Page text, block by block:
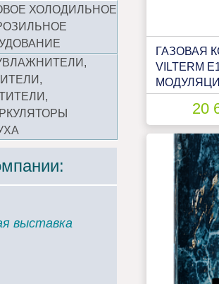
ХОЛОДИЛЬНОЕ
выставка
ГАЗОВАЯ
VILTERM
20